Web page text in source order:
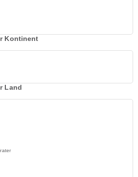
Kontinent
Land